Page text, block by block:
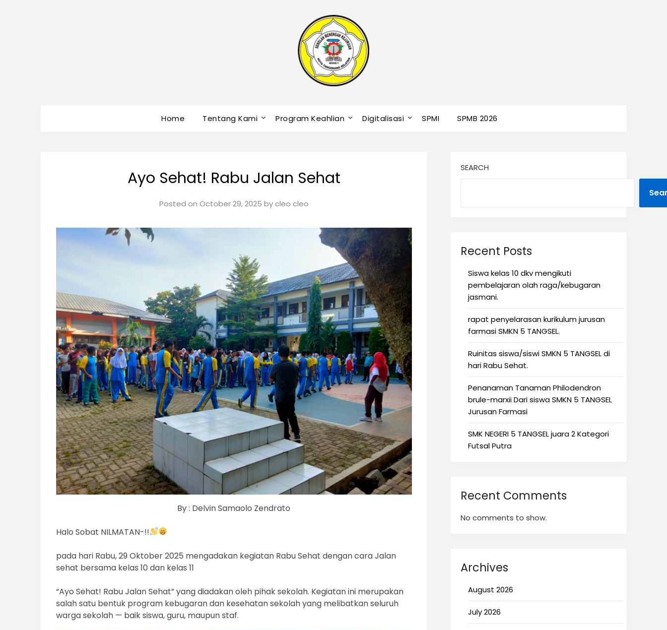
Home Tentang Kami Program Keahlian Digitalisasi SPMI SPMB 2026
Ayo Sehat! Rabu Jalan Sehat
Posted on October 29, 2025 bycleo cleo
By : Delvin Samaolo Zendrato
Halo Sobat NILMATAN-!!
pada hari Rabu, 29 Oktober 2025 mengadakan kegiatan Rabu Sehat dengan cara Jalan
sehat bersama kelas 10 dan kelas 11
“Ayo Sehat! Rabu Jalan Sehat” yang diadakan oleh pihak sekolah. Kegiatan ini merupakan
salah satu bentuk program kebugaran dan kesehatan sekolah yang melibatkan seluruh
warga sekolah — baik siswa, guru, maupun staf.
SEARCH
Recent Posts
Siswa kelas 10 dkv mengikuti
pembelajaran olah raga/kebugaran
jasmani.
rapat penyelarasan kurikulum jurusan
farmasi SMKN 5 TANGSEL.
Ruinitas siswa/siswi SMKN 5 TANGSEL di
hari Rabu Sehat.
Penanaman Tanaman Philodendron
brule-marxii Dari siswa SMKN 5 TANGSEL
Jurusan Farmasi
SMK NEGERI 5 TANGSEL juara 2 Kategori
Futsal Putra
Recent Comments
No comments to show.
Archives
August 2026
July 2026